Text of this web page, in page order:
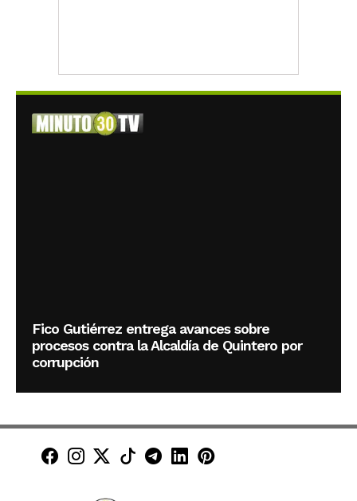
Fico Gutiérrez entrega avances sobre
procesos contra la Alcaldía de Quintero por
corrupción
Minuto30 en Facebook
Minuto30 en Instagram
Minuto30 en X (Twitter)
Minuto30 en TikTok
Canal de Minuto30 en
Minuto30 en LinkedIn
Minuto30 en